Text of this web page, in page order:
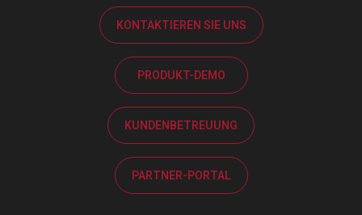
KONTAKTIEREN SIE UNS
PRODUKT-DEMO
KUNDENBETREUUNG
PARTNER-PORTAL